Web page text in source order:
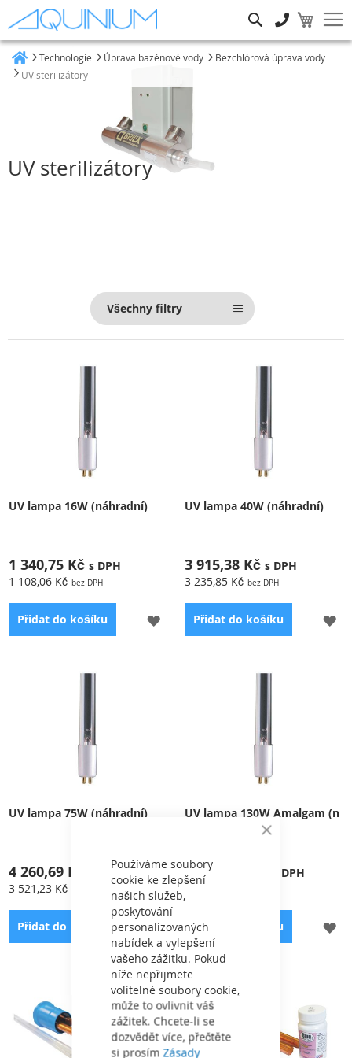
Close
Používáme soubory
cookie ke zlepšení
našich služeb,
poskytování
personalizovaných
nabídek a vylepšení
vašeho zážitku. Pokud
níže nepřijmete
volitelné soubory cookie,
může to ovlivnit váš
zážitek. Chcete-li se
dozvědět více, přečtěte
si prosímZásady
Technologie Úprava bazénové vody
Bezchlórová úprava vody
UV sterilizátory
UV sterilizátory
Všechny filtry
UV lampa 16W (náhradní)
1 340,75 Kč
1 108,06 Kč
Přidat do košíku
PŘIDAT
UV lampa 40W (náhradní)
3 915,38 Kč
3 235,85 Kč
Přidat do košíku
UV lampa 75W (náhradní)
4 260,69 Kč
3 521,23 Kč
Přidat do košíku
PŘIDAT
K
OBLÍBENÝM
Příslušenství pro UV
sterilizátor
UV lampa 130W Amalgam (n
11 813,40 Kč
9 763,14 Kč
Přidat do košíku
Příslušenství pro UV
sterilizátor